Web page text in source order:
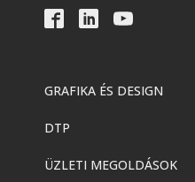
GRAFIKA ÉS DESIGN
DTP
ÜZLETI MEGOLDÁSOK